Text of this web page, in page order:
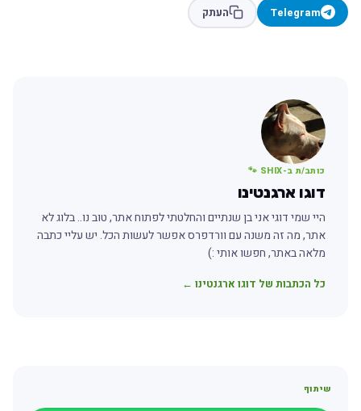
Telegram
העתק
כותב/ת ב-SHIX 🐾
דוגו ארגנטינו
היי שמי דוגי אני בן שנתיים והחלטתי לפתוח אתר, טוב נו.. בלוג לא
אתר, מה זה משנה עם וורדפרס אפשר לעשות הכל. יש עליי כתבה
מלאה באתר, חפשו אותי :)
כל הכתבות של דוגו ארגנטינו ←
שיתוף